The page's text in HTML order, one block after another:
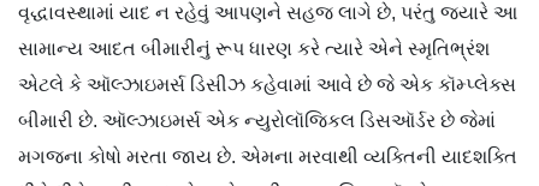
વૃદ્ધાવસ્થામાં યાદ ન રહેવું આપણને સહજ લાગે છે, પરંતુ જ્યારે આ
સામાન્ય આદત બીમારીનું રૂપ ધારણ કરે ત્યારે એને સ્મૃતિભ્રંશ
એટલે કે ઑલ્ઝાઇમર્સ ડિસીઝ કહેવામાં આવે છે જે એક કૉમ્પ્લેક્સ
બીમારી છે. ઑલ્ઝાઇમર્સ એક ન્યુરોલૉજિકલ ડિસઑર્ડર છે જેમાં
મગજના કોષો મરતા જાય છે. એમના મરવાથી વ્યક્તિની યાદશક્તિ